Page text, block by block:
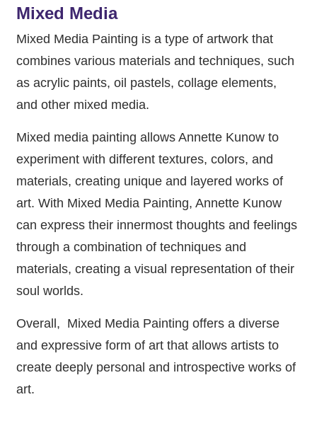
Mixed Media
Mixed Media Painting is a type of artwork that
combines various materials and techniques, such
as acrylic paints, oil pastels, collage elements,
and other mixed media.
Mixed media painting allows Annette Kunow to
experiment with different textures, colors, and
materials, creating unique and layered works of
art. With Mixed Media Painting, Annette Kunow
can express their innermost thoughts and feelings
through a combination of techniques and
materials, creating a visual representation of their
soul worlds.
Overall, Mixed Media Painting offers a diverse
and expressive form of art that allows artists to
create deeply personal and introspective works of
art.